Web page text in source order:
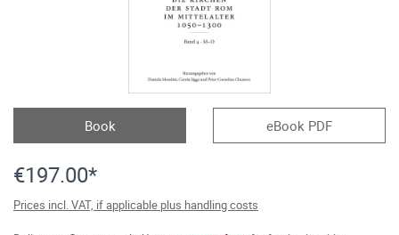
Book eBook PDF
€197.00*
Prices incl. VAT, if applicable plus handling costs